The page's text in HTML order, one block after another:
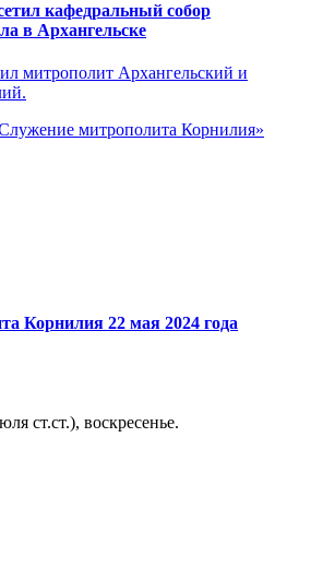
кафедральный собор
в Архангельске
митрополит Архангельский и
митрополита Корнилия»
Корнилия 22 мая 2024 года
ст.ст.), воскресенье.